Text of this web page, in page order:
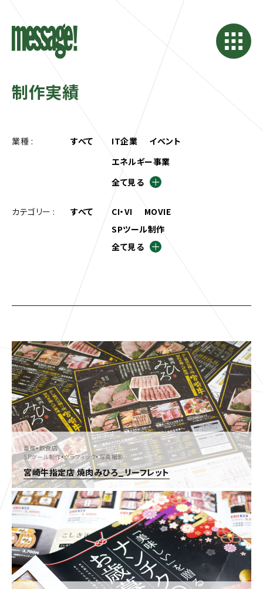
制作実績
業種 : すべて IT企業
イベント
エネルギー事業
全て見る
カテゴリー : すべて CI・VI
MOVIE
SPツール制作
全て見る
畜産・飲食店
SPツール制作・グラフィック・写真撮影
宮崎牛指定店 焼肉みひろ_リーフレット